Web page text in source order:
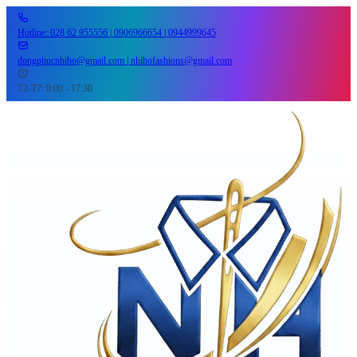
Hotline: 028 62 955556 | 0906966654 | 0944999645
dongphucnhiho@gmail.com | nhihofashions@gmail.com
T2-T7: 8:00 - 17:30